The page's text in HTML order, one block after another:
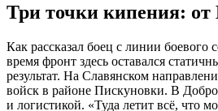
Три точки кипения: от
Как рассказал боец с линии боевого
время фронт здесь оставался
результат. На Славянском
войск в районе Пискуновки. В
и логистикой. «Туда летит всё, что